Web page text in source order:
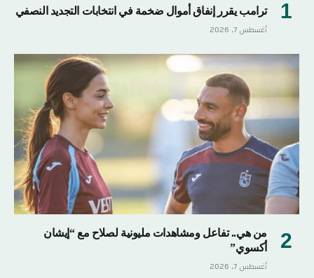
ترامب يقرر إنفاق أموال ضخمة في انتخابات التجديد النصفي
أغسطس 7, 2026
من هي.. تفاعل ومشاهدات مليونية لصلاح مع “إيشان
أكسوي”
أغسطس 7, 2026